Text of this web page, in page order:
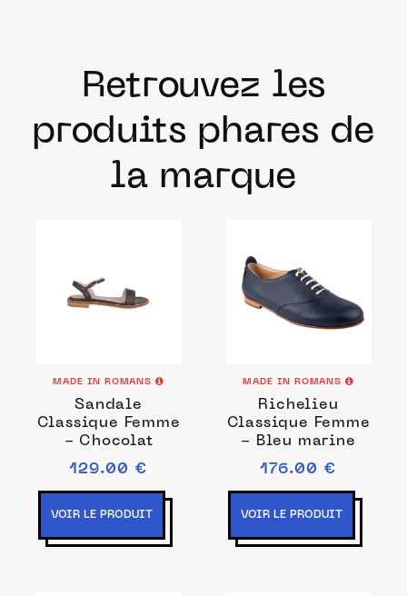
Retrouvez les
produits phares de
la marque
MADE IN ROMANS
Sandale
Classique Femme
- Chocolat
129.00 €
VOIR LE PRODUIT
MADE IN ROMANS
Richelieu
Classique Femme
- Bleu marine
176.00 €
VOIR LE PRODUIT